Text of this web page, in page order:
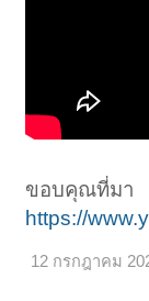
ขอบคุณที่มา
https://
12 กรกฎาคม